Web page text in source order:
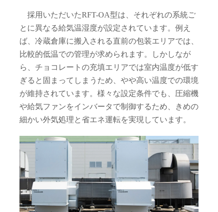
採用いただいたRFT-OA型は、それぞれの系統ご
とに異なる給気温湿度が設定されています。例え
ば、冷蔵倉庫に搬入される直前の包装エリアでは、
比較的低温での管理が求められます。しかしなが
ら、チョコレートの充填エリアでは室内温度が低す
ぎると固まってしまうため、やや高い温度での環境
が維持されています。様々な設定条件でも、圧縮機
や給気ファンをインバータで制御するため、きめの
細かい外気処理と省エネ運転を実現しています。